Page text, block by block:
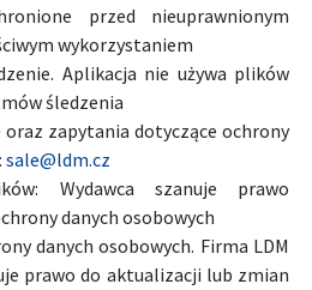
przed nieuprawnionym
wykorzystaniem
Aplikacja nie używa plików
śledzenia
zapytania dotyczące ochrony
sale@ldm.cz
Wydawca szanuje prawo
danych osobowych
danych osobowych. Firma LDM
prawo do aktualizacji lub zmian